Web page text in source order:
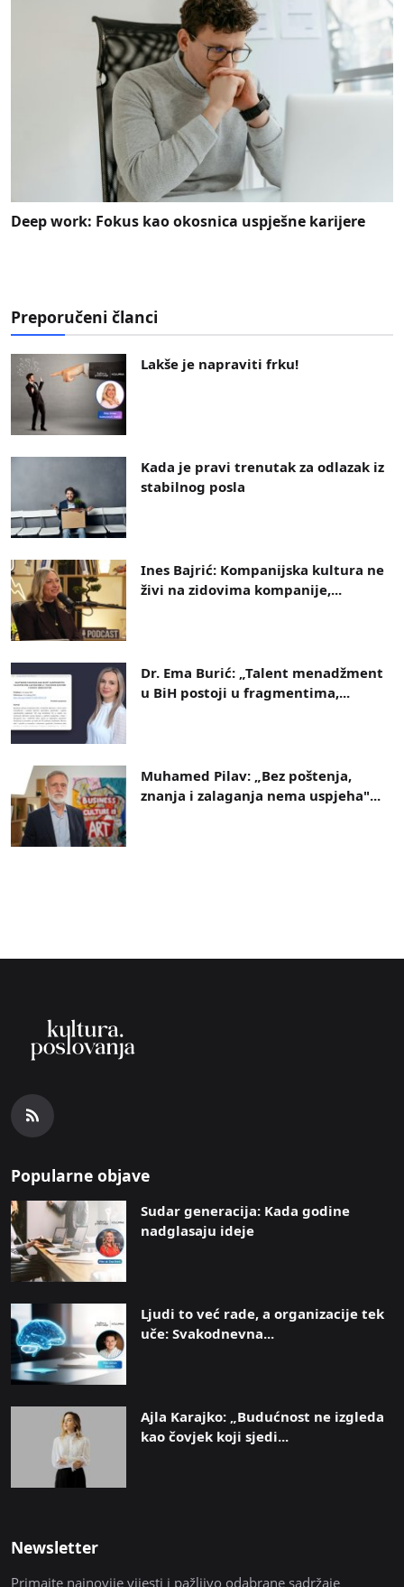
Deep work: Fokus kao okosnica uspješne karijere
Preporučeni članci
Lakše je napraviti frku!
Kada je pravi trenutak za odlazak iz
stabilnog posla
Ines Bajrić: Kompanijska kultura ne
živi na zidovima kompanije,...
Dr. Ema Burić: „Talent menadžment
u BiH postoji u fragmentima,...
Muhamed Pilav: „Bez poštenja,
znanja i zalaganja nema uspjeha"...
Popularne objave
Sudar generacija: Kada godine
nadglasaju ideje
Ljudi to već rade, a organizacije tek
uče: Svakodnevna...
Ajla Karajko: „Budućnost ne izgleda
kao čovjek koji sjedi...
Newsletter
Primajte najnovije vijesti i pažljivo odabrane sadržaje